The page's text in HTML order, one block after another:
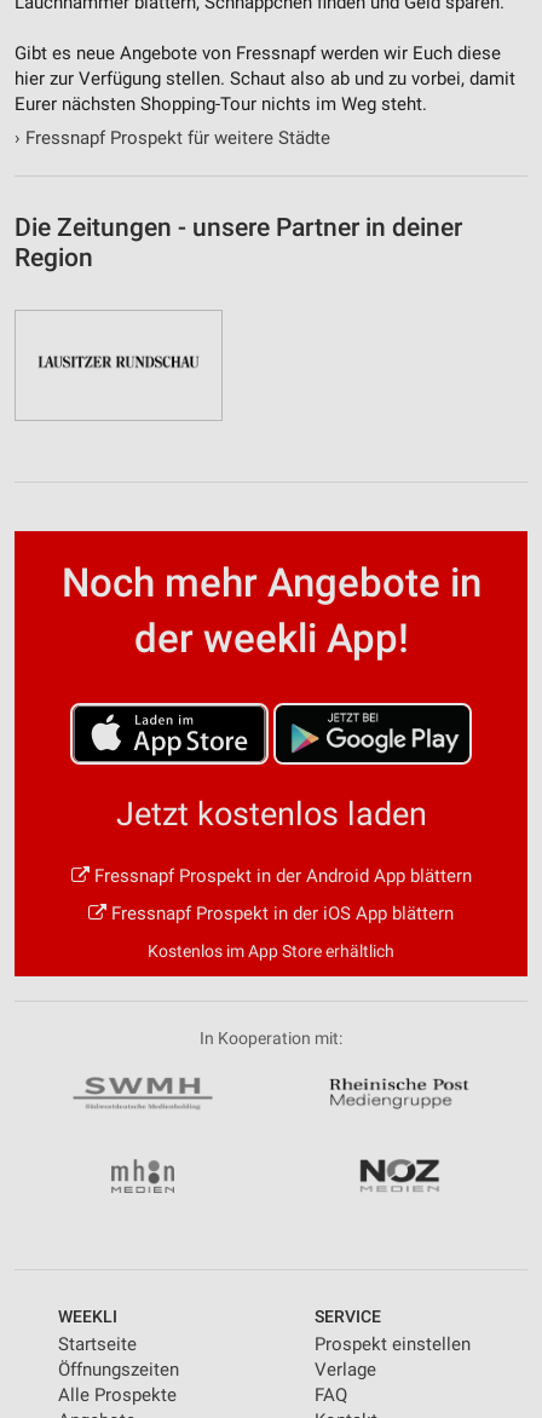
Gibt es neue Angebote von Fressnapf werden wir Euch diese
hier zur Verfügung stellen. Schaut also ab und zu vorbei, damit
Eurer nächsten Shopping-Tour nichts im Weg steht.
› Fressnapf Prospekt für weitere Städte
Die Zeitungen - unsere Partner in deiner
Region
Noch mehr Angebote in
der weekli App!
Jetzt kostenlos laden
Fressnapf Prospekt in der Android App blättern
Fressnapf Prospekt in der iOS App blättern
Kostenlos im App Store erhältlich
In Kooperation mit:
WEEKLI
Startseite
Öffnungszeiten
Alle Prospekte
SERVICE
Prospekt einstellen
Verlage
FAQ